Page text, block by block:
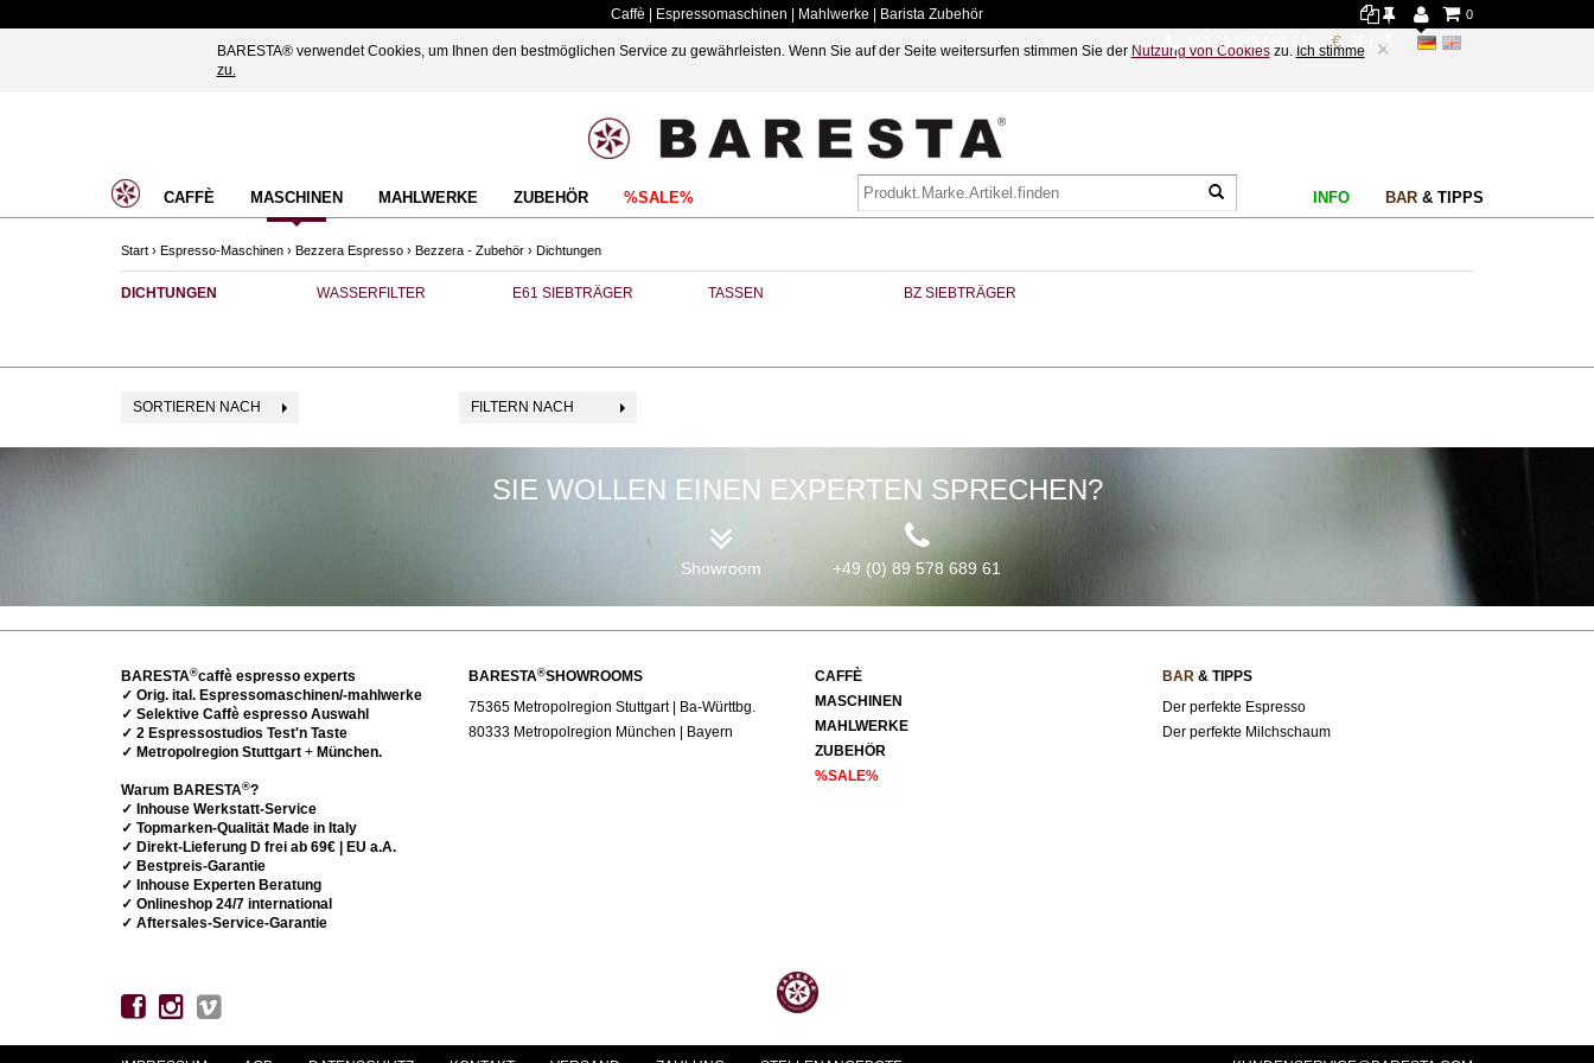
BARESTA® verwendet Cookies, um Ihnen den bestmöglichen Service zu gewährleisten. Wenn Sie auf der Seite weitersurfen stimmen Sie der Nutzung von Cookieszu. Ich stimme
zu.
×
Caffè | Espressomaschinen | Mahlwerke | Barista Zubehör 0
+49 89 578 689 61
CAFFÈ MASCHINEN MAHLWERKE ZUBEHÖR %SALE% BAR& TIPPS
INFO
Start › Espresso-Maschinen › Bezzera Espresso › Bezzera - Zubehör › Dichtungen
DICHTUNGEN WASSERFILTER E61 SIEBTRÄGER TASSEN BZ SIEBTRÄGER
SORTIEREN NACH FILTERN NACH
SIE WOLLEN EINEN EXPERTEN SPRECHEN?
Showroom +49 (0) 89 578 689 61
BARESTA®caffè espresso experts
✓ Orig. ital. Espressomaschinen/-mahlwerke
✓ Selektive Caffè espresso Auswahl
✓ 2 Espressostudios Test'n Taste
✓ Metropolregion Stuttgart + München.
Warum BARESTA®?
✓ Inhouse Werkstatt-Service
✓ Topmarken-Qualität Made in Italy
✓ Direkt-Lieferung D frei ab 69€ | EU a.A.
✓ Bestpreis-Garantie
✓ Inhouse Experten Beratung
✓ Onlineshop 24/7 international
✓ Aftersales-Service-Garantie
BARESTA®SHOWROOMS
75365 Metropolregion Stuttgart | Ba-Württbg.
80333 Metropolregion München | Bayern
CAFFÈ
MASCHINEN
MAHLWERKE
ZUBEHÖR
%SALE%
BAR& TIPPS
Der perfekte Espresso
Der perfekte Milchschaum